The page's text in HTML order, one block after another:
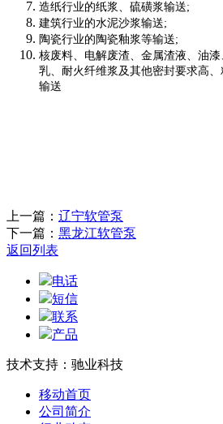
造纸行业的纸浆、硫磺浆输送;
建筑行业的水泥沙浆输送;
陶瓷行业的陶瓷釉浆等输送;
核废料、电解废渣、金属渣液、油
乳、耐火纤维浆及其他密封要求高
输送
上一篇： 辽宁软管泵
下一篇： 黑龙江软管泵
返回列表
电话
短信
联系
产品
技术支持：驰业科技
移动首页
公司简介